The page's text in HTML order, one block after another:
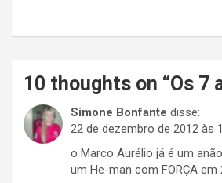
10 thoughts on “Os 7
Simone Bonfante disse:
22 de dezembro de 2012 às
o Marco Aurélio já é um
um He-man com FORÇA em